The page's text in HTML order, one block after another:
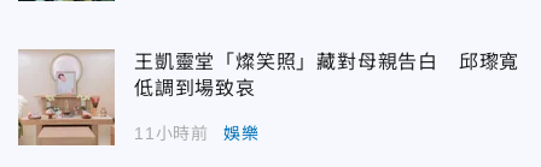
王凱靈堂「燦笑照」藏對母親告白 邱瓈寬
低調到場致哀
11小時前 娛樂